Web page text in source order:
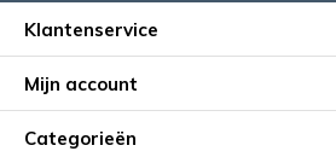
Klantenservice
Mijn account
Categorieën